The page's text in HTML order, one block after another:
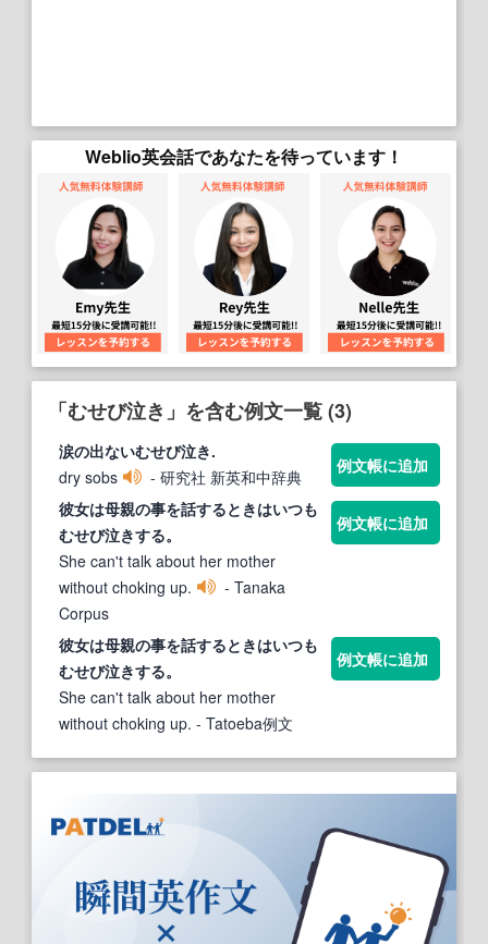
Weblio英会話であなたを待っています！
「むせび泣き」を含む例文一覧 (3)
涙の出ないむせび泣き.
dry sobs
- 研究社 新英和中辞典
例文帳に追加
彼女は母親の事を話するときはいつも
むせび泣きする。
She can't talk about her mother
without choking up.
- Tanaka
Corpus
例文帳に追加
彼女は母親の事を話するときはいつも
むせび泣きする。
She can't talk about her mother
without choking up. - Tatoeba例文
例文帳に追加